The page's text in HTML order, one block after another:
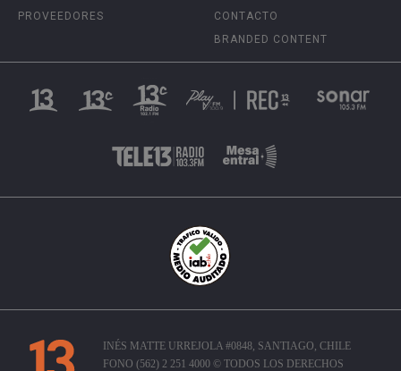
PROVEEDORES
CONTACTO
BRANDED CONTENT
INÉS MATTE URREJOLA #0848, SANTIAGO, CHILE
FONO (562) 2 251 4000 © TODOS LOS DERECHOS